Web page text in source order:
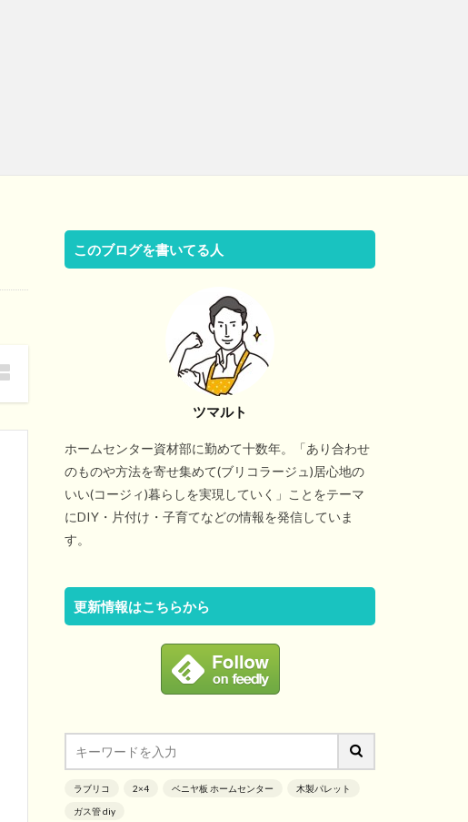
このブログを書いてる人
ツマルト
ホームセンター資材部に勤めて十数年。「あり合わせ
のものや方法を寄せ集めて(ブリコラージュ)居心地の
いい(コージィ)暮らしを実現していく」ことをテーマ
にDIY・片付け・子育てなどの情報を発信していま
す。
更新情報はこちらから
ラブリコ 2×4 ベニヤ板 ホームセンター 木製パレット
ガス管 diy